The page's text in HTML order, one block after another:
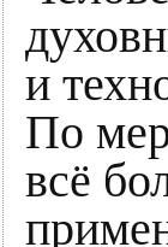
и
По
всё